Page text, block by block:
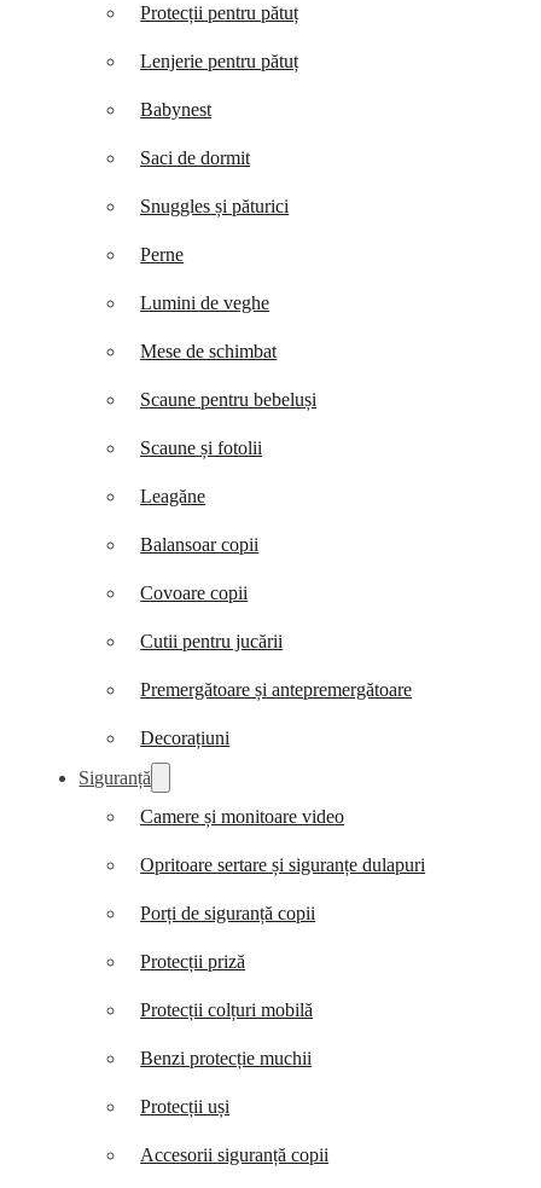
Protecții pentru pătuț
Lenjerie pentru pătuț
Babynest
Saci de dormit
Snuggles și păturici
Perne
Lumini de veghe
Mese de schimbat
Scaune pentru bebeluși
Scaune și fotolii
Leagăne
Balansoar copii
Covoare copii
Cutii pentru jucării
Premergătoare și antepremergătoare
Decorațiuni
Siguranță
Camere și monitoare video
Opritoare sertare și siguranțe dulapuri
Porți de siguranță copii
Protecții priză
Protecții colțuri mobilă
Benzi protecție muchii
Protecții uși
Accesorii siguranță copii